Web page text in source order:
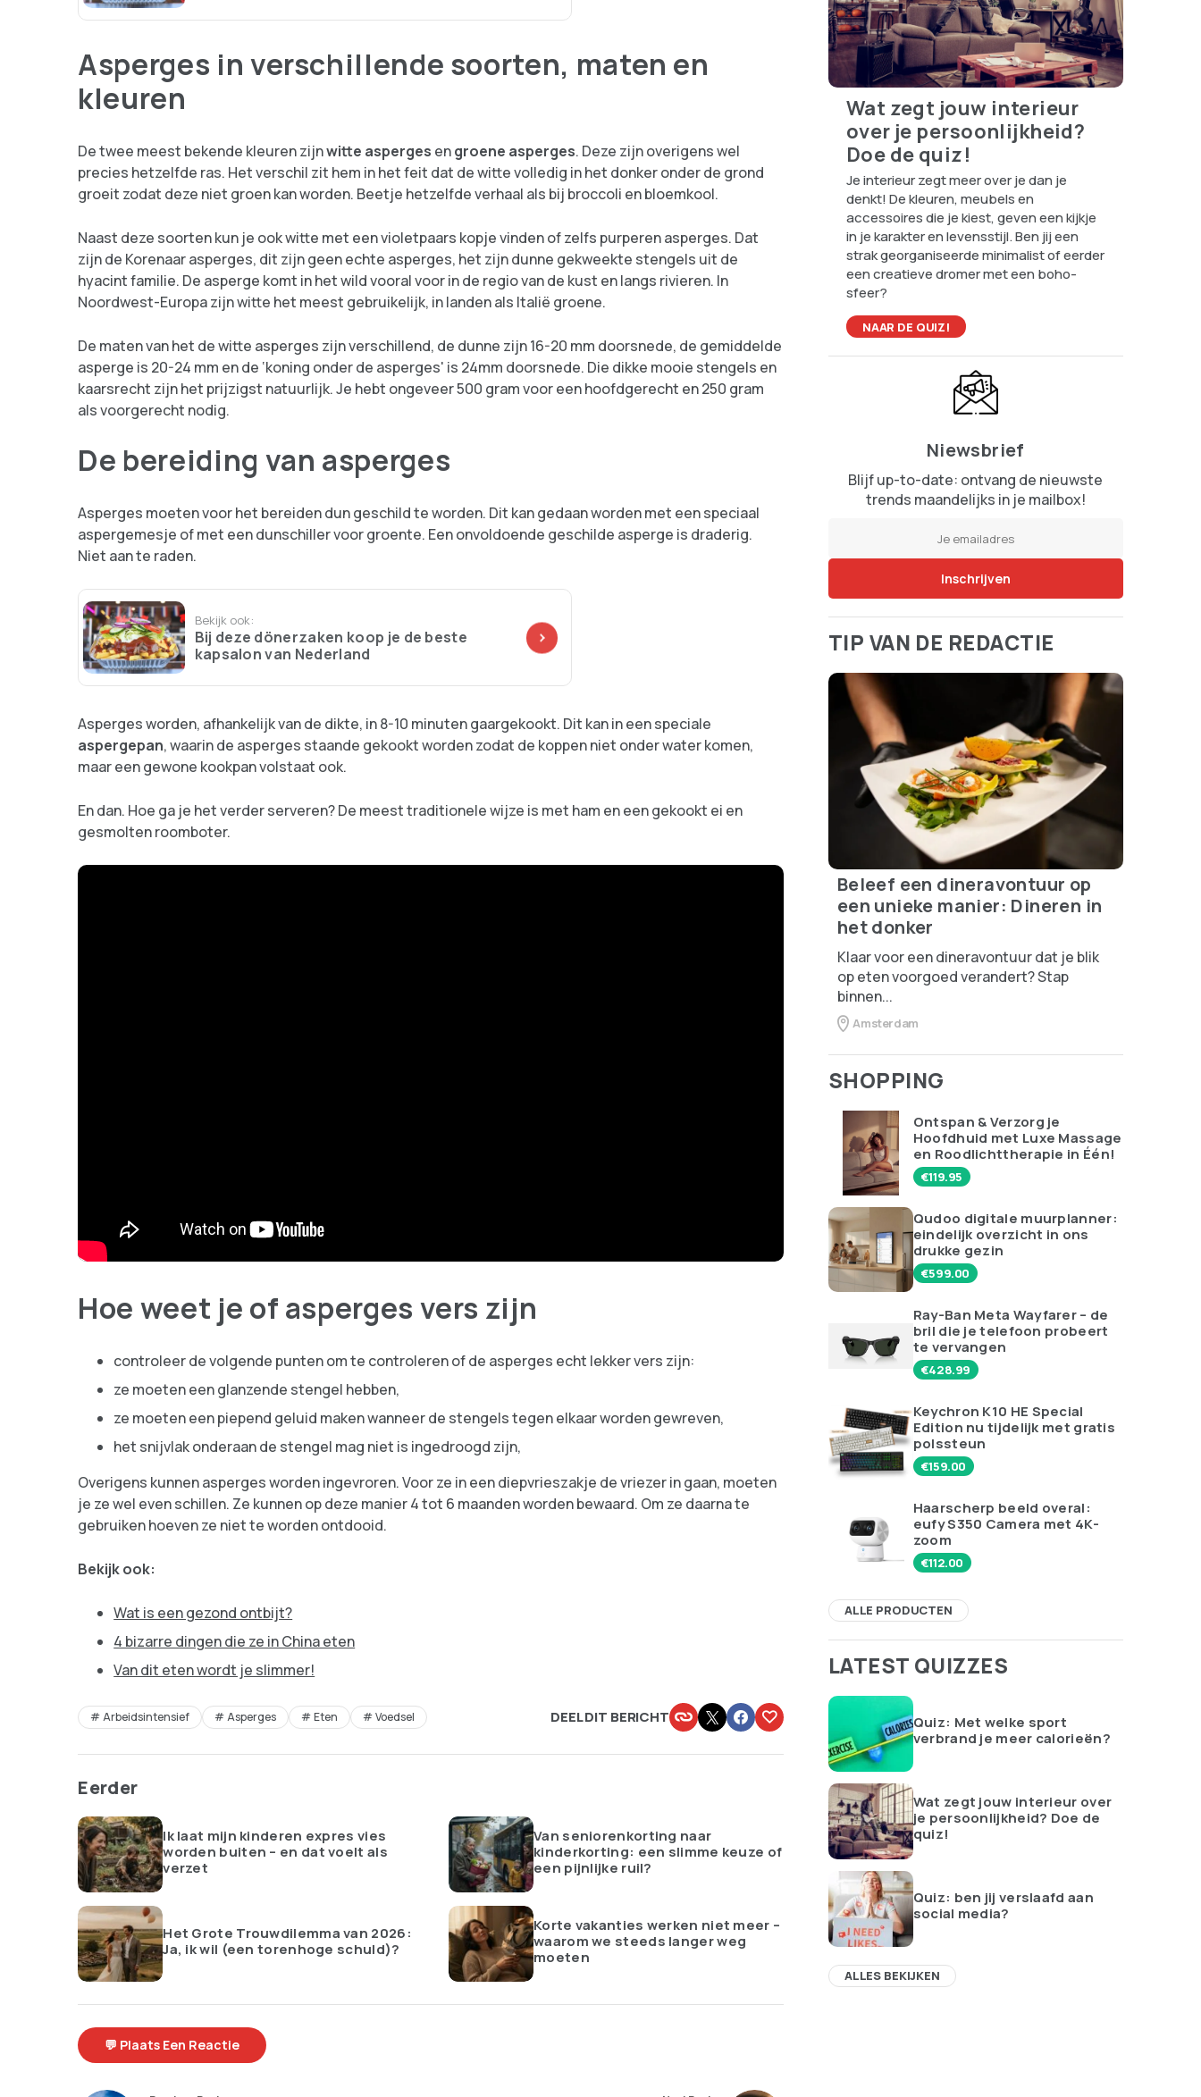
Asperges in verschillende soorten, maten en
kleuren
De twee meest bekende kleuren zijnwitte asperges engroene asperges. Deze zijn overigens wel
precies hetzelfde ras. Het verschil zit hem in het feit dat de witte volledig in het donker onder de grond
groeit zodat deze niet groen kan worden. Beetje hetzelfde verhaal als bij broccoli en bloemkool.
Naast deze soorten kun je ook witte met een violetpaars kopje vinden of zelfs purperen asperges. Dat
zijn de Korenaar asperges, dit zijn geen echte asperges, het zijn dunne gekweekte stengels uit de
hyacint familie. De asperge komt in het wild vooral voor in de regio van de kust en langs rivieren. In
Noordwest-Europa zijn witte het meest gebruikelijk, in landen als Italië groene.
De maten van het de witte asperges zijn verschillend, de dunne zijn 16-20 mm doorsnede, de gemiddelde
asperge is 20-24 mm en de ‘koning onder de asperges' is 24mm doorsnede. Die dikke mooie stengels en
kaarsrecht zijn het prijzigst natuurlijk. Je hebt ongeveer 500 gram voor een hoofdgerecht en 250 gram
als voorgerecht nodig.
De bereiding van asperges
Asperges moeten voor het bereiden dun geschild te worden. Dit kan gedaan worden met een speciaal
aspergemesje of met een dunschiller voor groente. Een onvoldoende geschilde asperge is draderig.
Niet aan te raden.
Bekijk ook:
Bij deze dönerzaken koop je de beste
kapsalon van Nederland
Asperges worden, afhankelijk van de dikte, in 8-10 minuten gaargekookt. Dit kan in een speciale
aspergepan, waarin de asperges staande gekookt worden zodat de koppen niet onder water komen,
maar een gewone kookpan volstaat ook.
En dan. Hoe ga je het verder serveren? De meest traditionele wijze is met ham en een gekookt ei en
gesmolten roomboter.
Hoe weet je of asperges vers zijn
controleer de volgende punten om te controleren of de asperges echt lekker vers zijn:
ze moeten een glanzende stengel hebben,
ze moeten een piepend geluid maken wanneer de stengels tegen elkaar worden gewreven,
het snijvlak onderaan de stengel mag niet is ingedroogd zijn,
Overigens kunnen asperges worden ingevroren. Voor ze in een diepvrieszakje de vriezer in gaan, moeten
je ze wel even schillen. Ze kunnen op deze manier 4 tot 6 maanden worden bewaard. Om ze daarna te
gebruiken hoeven ze niet te worden ontdooid.
Bekijk ook:
Wat is een gezond ontbijt?
4 bizarre dingen die ze in China eten
Van dit eten wordt je slimmer!
Arbeidsintensief Asperges Eten Voedsel DEEL DIT BERICHT
Eerder
Ik laat mijn kinderen expres vies
worden buiten – en dat voelt als
verzet
Van seniorenkorting naar
kinderkorting: een slimme keuze of
een pijnlijke ruil?
Het Grote Trouwdilemma van 2026:
Ja, ik wil (een torenhoge schuld)?
Korte vakanties werken niet meer –
waarom we steeds langer weg
moeten
💬 Plaats Een Reactie
Wat zegt jouw interieur
over je persoonlijkheid?
Doe de quiz!
Je interieur zegt meer over je dan je
denkt! De kleuren, meubels en
accessoires die je kiest, geven een kijkje
in je karakter en levensstijl. Ben jij een
strak georganiseerde minimalist of eerder
een creatieve dromer met een boho-
sfeer?
NAAR DE QUIZ!
Niewsbrief
Blijf up-to-date: ontvang de nieuwste
trends maandelijks in je mailbox!
TIP VAN DE REDACTIE
Beleef een dineravontuur op
een unieke manier: Dineren in
het donker
Klaar voor een dineravontuur dat je blik
op eten voorgoed verandert? Stap
binnen...
Amsterdam
SHOPPING
Ontspan & Verzorg je
Hoofdhuid met Luxe Massage
en Roodlichttherapie in Één!
€119.95
Qudoo digitale muurplanner:
eindelijk overzicht in ons
drukke gezin
€599.00
Ray-Ban Meta Wayfarer – de
bril die je telefoon probeert
te vervangen
€428.99
Keychron K10 HE Special
Edition nu tijdelijk met gratis
polssteun
€159.00
Haarscherp beeld overal:
eufy S350 Camera met 4K-
zoom
€112.00
ALLE PRODUCTEN
LATEST QUIZZES
Quiz: Met welke sport
verbrand je meer calorieën?
Wat zegt jouw interieur over
je persoonlijkheid? Doe de
quiz!
Quiz: ben jij verslaafd aan
social media?
ALLES BEKIJKEN